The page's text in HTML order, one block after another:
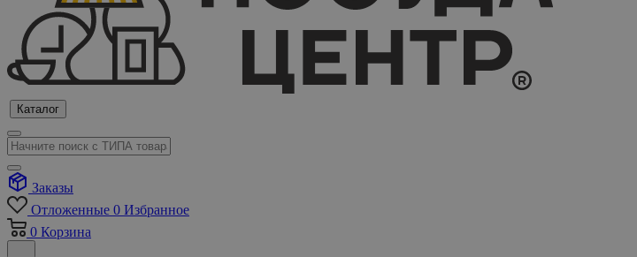
Каталог
Заказы
Отложенные 0 Избранное
0 Корзина